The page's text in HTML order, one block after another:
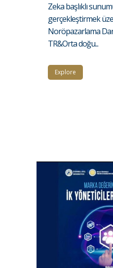
Zeka başlıklı
gerçekleştirmek
Noröpazarlama
TR&Orta doğu...
Explore